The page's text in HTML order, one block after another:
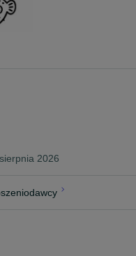
ponieważ:
czystym tlenem z
całej Polski, w pełnej
prawa.
zawartą umowę, które
zwierząt.
2026